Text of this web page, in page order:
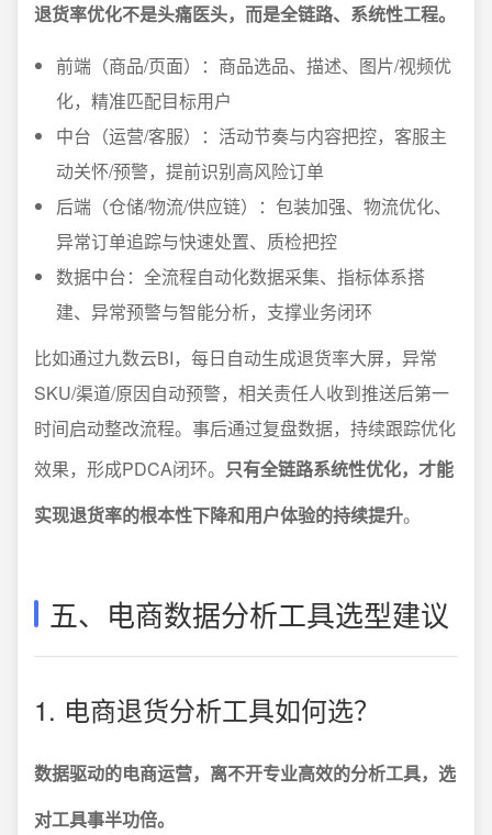
退货率优化不是头痛医头，而是全链路、系统性工程。
前端（商品/页面）：商品选品、描述、图片/视频优
化，精准匹配目标用户
中台（运营/客服）：活动节奏与内容把控，客服主
动关怀/预警，提前识别高风险订单
后端（仓储/物流/供应链）：包装加强、物流优化、
异常订单追踪与快速处置、质检把控
数据中台：全流程自动化数据采集、指标体系搭
建、异常预警与智能分析，支撑业务闭环
比如通过九数云BI，每日自动生成退货率大屏，异常
SKU/渠道/原因自动预警，相关责任人收到推送后第一
时间启动整改流程。事后通过复盘数据，持续跟踪优化
效果，形成PDCA闭环。 只有全链路系统性优化，才能
实现退货率的根本性下降和用户体验的持续提升。
五、电商数据分析工具选型建议
1. 电商退货分析工具如何选？
数据驱动的电商运营，离不开专业高效的分析工具，选
对工具事半功倍。